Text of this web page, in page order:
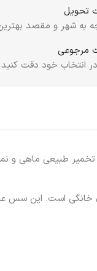
تحویل
به شهر و مقصد بهترین
مرجوعی
انتخاب خود دقت
طبیعی ماهی و
خانگی است. این سس